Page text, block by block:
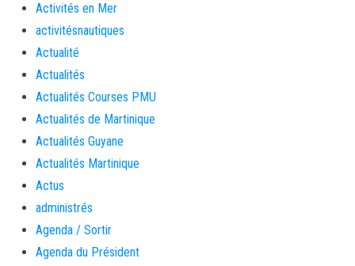
Activités en Mer
activitésnautiques
Actualité
Actualités
Actualités Courses PMU
Actualités de Martinique
Actualités Guyane
Actualités Martinique
Actus
administrés
Agenda / Sortir
Agenda du Président